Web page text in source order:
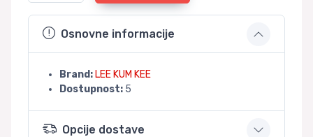
Osnovne informacije
Brand: LEE KUM KEE
Dostupnost: 5
Opcije dostave